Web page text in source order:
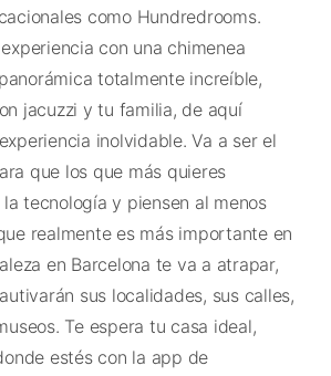
como Hundredrooms.
con una chimenea
totalmente increíble,
jacuzzi y tu familia, de aquí
inolvidable. Va a ser el
que los que más quieres
tecnología y piensen al menos
realmente es más importante en
en Barcelona te va a atrapar,
sus localidades, sus calles,
Te espera tu casa ideal,
estés con la app de